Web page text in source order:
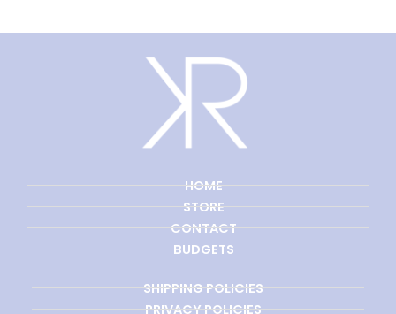
HOME
STORE
CONTACT
BUDGETS
SHIPPING POLICIES
PRIVACY POLICIES